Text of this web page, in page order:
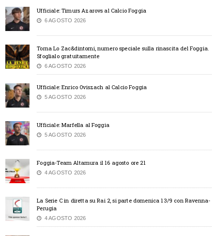
Ufficiale: Timurs Azarovs al Calcio Foggia
6 AGOSTO 2026
Torna Lo Zac&dintorni, numero speciale sulla rinascita del Foggia.
Sfoglialo gratuitamente
6 AGOSTO 2026
Ufficiale: Enrico Oviszach al Calcio Foggia
5 AGOSTO 2026
Ufficiale: Marfella al Foggia
5 AGOSTO 2026
Foggia-Team Altamura il 16 agosto ore 21
4 AGOSTO 2026
La Serie C in diretta su Rai 2, si parte domenica 13/9 con Ravenna-
Perugia
4 AGOSTO 2026